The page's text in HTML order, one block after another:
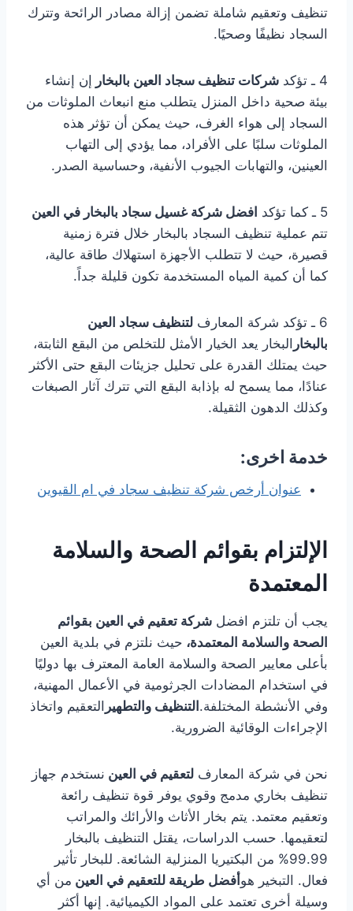
تنظيف وتعقيم شاملة تضمن إزالة مصادر الرائحة وتترك
السجاد نظيفًا وصحيًا.
4 ـ تؤكد شركات تنظيف سجاد العين بالبخار إن إنشاء
بيئة صحية داخل المنزل يتطلب منع انبعاث الملوثات من
السجاد إلى هواء الغرف، حيث يمكن أن تؤثر هذه
الملوثات سلبًا على الأفراد، مما يؤدي إلى التهاب
العينين، والتهابات الجيوب الأنفية، وحساسية الصدر.
5 ـ كما تؤكد
افضل شركة غسيل سجاد بالبخار في العين
تتم عملية تنظيف السجاد بالبخار خلال فترة زمنية
قصيرة، حيث لا تتطلب الأجهزة استهلاك طاقة عالية،
كما أن كمية المياه المستخدمة تكون قليلة جداً.
6 ـ تؤكد شركة المعارف
لتنظيف سجاد العين
بالبخار البخار يعد الخيار الأمثل للتخلص من البقع الثابتة،
حيث يمتلك القدرة على تحليل جزيئات البقع حتى الأكثر
عنادًا، مما يسمح له بإذابة البقع التي تترك آثار الصبغات
وكذلك الدهون الثقيلة.
خدمة اخرى:
عنوان أرخص شركة تنظيف سجاد في ام القيوين
الإلتزام بقوائم الصحة والسلامة
المعتمدة
يجب أن تلتزم افضل شركة تعقيم في العين بقوائم
الصحة والسلامة المعتمدة، حيث نلتزم في بلدية العين
بأعلى معايير الصحة والسلامة العامة المعترف بها دوليًا
في استخدام المضادات الجرثومية في الأعمال المهنية،
وفي الأنشطة المختلفة.التنظيف والتطهير التعقيم واتخاذ
الإجراءات الوقائية الضرورية.
نحن في شركة المعارف لتعقيم في العين نستخدم جهاز
تنظيف بخاري مدمج وقوي يوفر قوة تنظيف رائعة
وتعقيم معتمد. يتم بخار الأثاث والأرائك والمراتب
لتعقيمها. حسب الدراسات، يقتل التنظيف بالبخار
99.99% من البكتيريا المنزلية الشائعة. للبخار تأثير
فعال. التبخير هوأفضل طريقة للتعقيم في العين من أي
وسيلة أخرى تعتمد على المواد الكيميائية. إنها أكثر